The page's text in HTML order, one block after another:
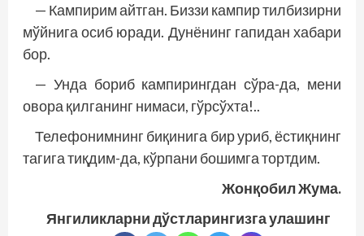
— Кампирим айтган. Биззи кампир тилбизирни
мўйнига осиб юради. Дунёнинг гапидан хабари
бор.
— Унда бориб кампирингдан сўра-да, мени
овора қилганинг нимаси, гўрсўхта!..
Телефонимнинг биқинига бир уриб, ёстиқнинг
тагига тиқдим-да, кўрпани бошимга тортдим.
Жонқобил Жума.
Янгиликларни дўстларингизга улашинг